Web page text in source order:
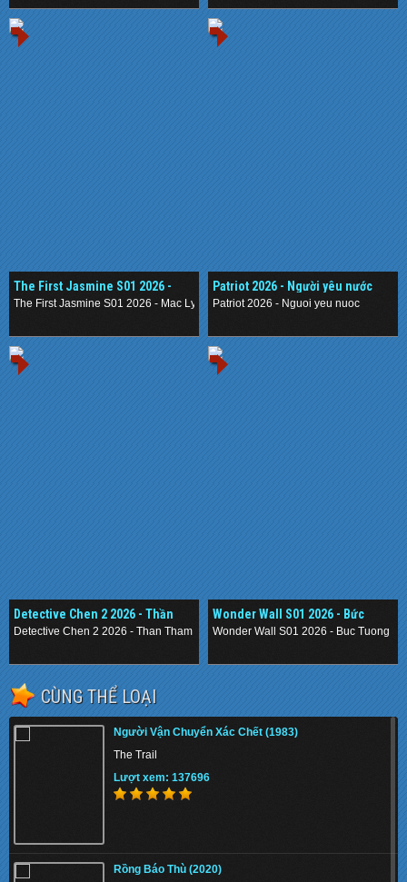
The First Jasmine S01 2026 -
Mạc Ly
The First Jasmine S01 2026 - Mac Ly
Patriot 2026 - Người yêu nước
Patriot 2026 - Nguoi yeu nuoc
Detective Chen 2 2026 - Thần
Thám Nằm Vùng 2
Detective Chen 2 2026 - Than Tham Nam Vung 2
Wonder Wall S01 2026 - Bức
Tường Mê Cung
Wonder Wall S01 2026 - Buc Tuong
CÙNG THỂ LOẠI
Người Vận Chuyển Xác Chết (1983)
The Trail
Lượt xem: 137696
Rồng Báo Thù (2020)